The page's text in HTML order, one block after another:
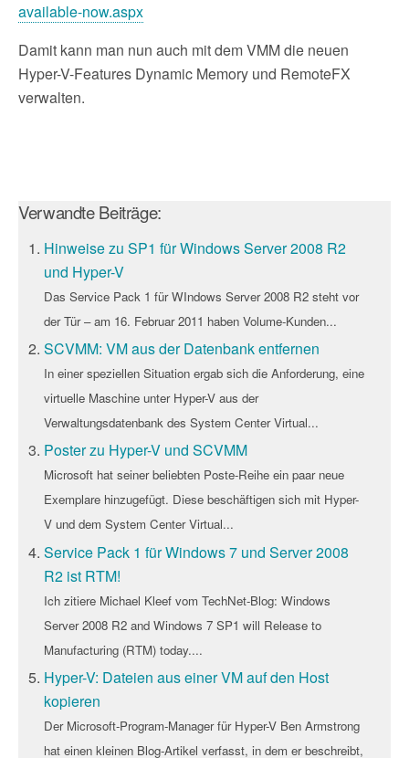
available-now.aspx
Damit kann man nun auch mit dem VMM die neuen
Hyper-V-Features Dynamic Memory und RemoteFX
verwalten.
Verwandte Beiträge:
Hinweise zu SP1 für Windows Server 2008 R2
und Hyper-V
Das Service Pack 1 für WIndows Server 2008 R2 steht vor
der Tür – am 16. Februar 2011 haben Volume-Kunden...
SCVMM: VM aus der Datenbank entfernen
In einer speziellen Situation ergab sich die Anforderung, eine
virtuelle Maschine unter Hyper-V aus der
Verwaltungsdatenbank des System Center Virtual...
Poster zu Hyper-V und SCVMM
Microsoft hat seiner beliebten Poste-Reihe ein paar neue
Exemplare hinzugefügt. Diese beschäftigen sich mit Hyper-
V und dem System Center Virtual...
Service Pack 1 für Windows 7 und Server 2008
R2 ist RTM!
Ich zitiere Michael Kleef vom TechNet-Blog: Windows
Server 2008 R2 and Windows 7 SP1 will Release to
Manufacturing (RTM) today....
Hyper-V: Dateien aus einer VM auf den Host
kopieren
Der Microsoft-Program-Manager für Hyper-V Ben Armstrong
hat einen kleinen Blog-Artikel verfasst, in dem er beschreibt,